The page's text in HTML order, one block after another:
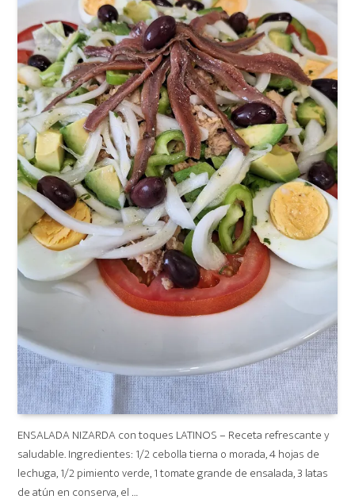
ENSALADA NIZARDA con toques LATINOS – Receta refrescante y
saludable. Ingredientes: 1/2 cebolla tierna o morada, 4 hojas de
lechuga, 1/2 pimiento verde, 1 tomate grande de ensalada, 3 latas
de atún en conserva, el …